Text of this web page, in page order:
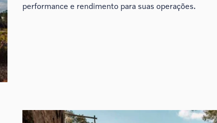
performance e rendimento para suas operações.